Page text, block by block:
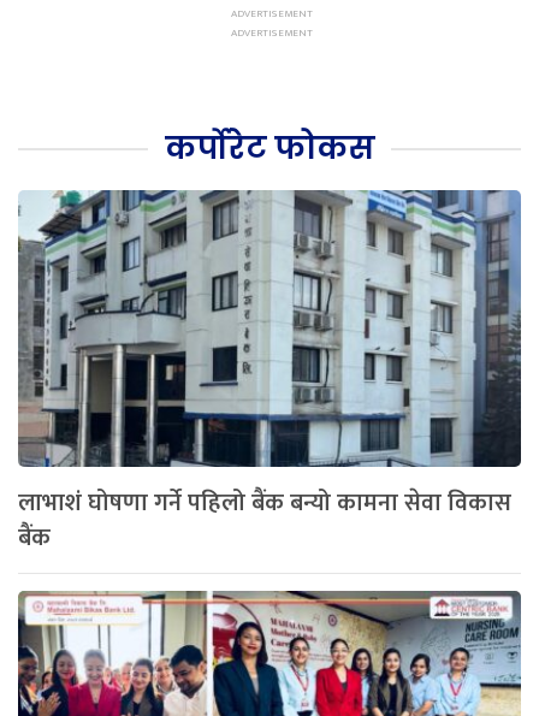
कर्पोरेट फोकस
लाभाशं घोषणा गर्ने पहिलो बैंक बन्यो कामना सेवा विकास
बैंक